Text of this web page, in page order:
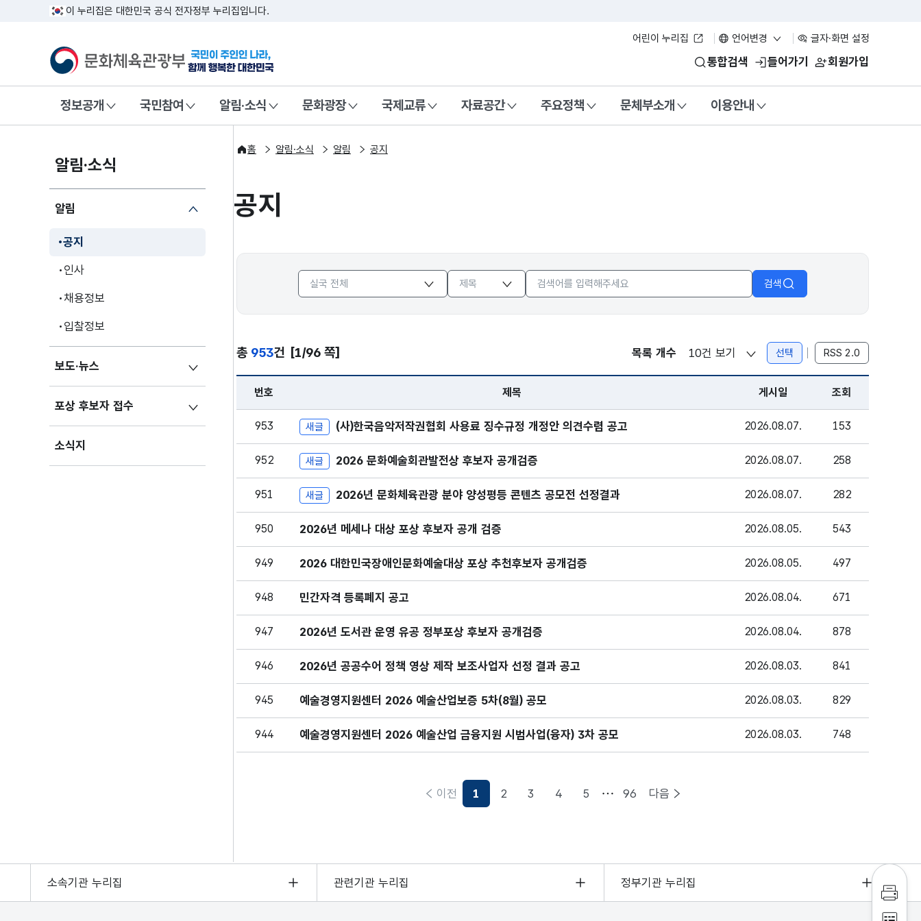
이 누리집은 대한민국 공식 전자정부 누리집입니다.
어린이 누리집 언어변경 글자·화면 설정
문화체육관광부국민이 주인인 나라, 함께 행복한 대한민국 통합검색 들어가기 회원가입
정보공개 국민참여 알림·소식 문화광장 국제교류 자료공간 주요정책 문체부소개 이용안내
알림·소식
알림
공지
인사
채용정보
입찰정보
보도·뉴스
포상 후보자 접수
소식지
홈 알림·소식 알림 공지
공지
검색
총 953건 [1/96 쪽] 목록 개수 선택 RSS 2.0
공지 - 번호, 제목, 게시일, 조회
번호 제목 게시일 조회
953 새글 (사)한국음악저작권협회 사용료 징수규정 개정안 의견수렴 공고 2026.08.07. 153
952 새글 2026 문화예술회관발전상 후보자 공개검증 2026.08.07. 258
951 새글 2026년 문화체육관광 분야 양성평등 콘텐츠 공모전 선정결과 2026.08.07. 282
950 2026년 메세나 대상 포상 후보자 공개 검증 2026.08.05. 543
949 2026 대한민국장애인문화예술대상 포상 추천후보자 공개검증 2026.08.05. 497
948 민간자격 등록폐지 공고 2026.08.04. 671
947 2026년 도서관 운영 유공 정부포상 후보자 공개검증 2026.08.04. 878
946 2026년 공공수어 정책 영상 제작 보조사업자 선정 결과 공고 2026.08.03. 841
945 예술경영지원센터 2026 예술산업보증 5차(8월) 공모 2026.08.03. 829
944 예술경영지원센터 2026 예술산업 금융지원 시범사업(융자) 3차 공모 2026.08.03. 748
이전
현재페이지
1 2 3 4 5 96 다음
인쇄
소속기관 누리집 관련기관 누리집 정부기관 누리집